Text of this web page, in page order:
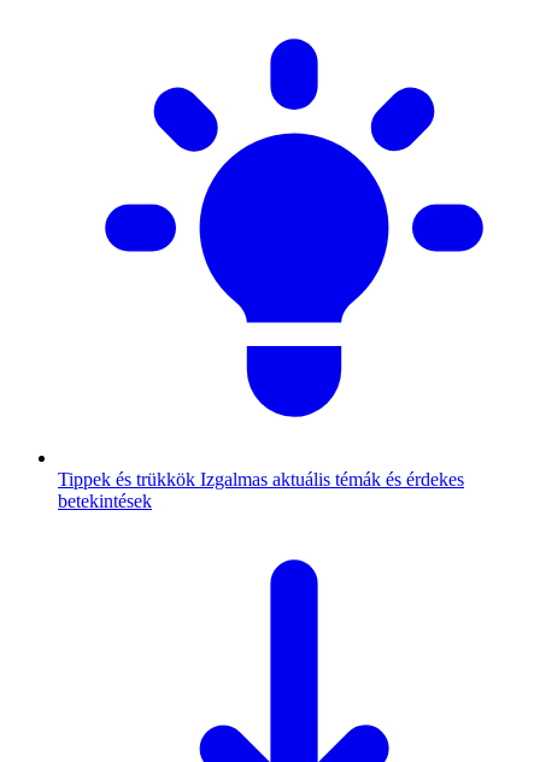
Tippek és trükkök Izgalmas aktuális témák és érdekes
betekintések